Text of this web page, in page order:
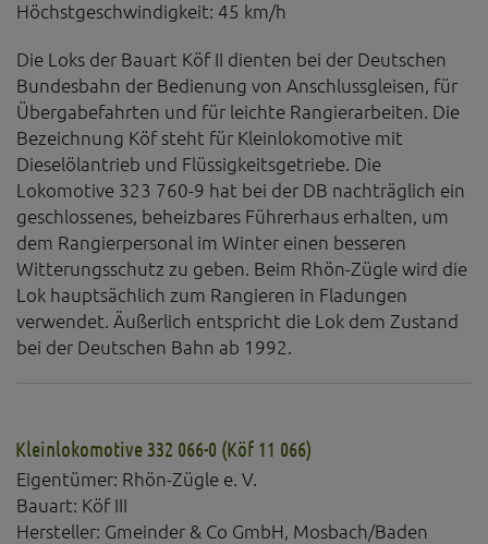
Höchstgeschwindigkeit: 45 km/h
Die Loks der Bauart Köf II dienten bei der Deutschen
Bundesbahn der Bedienung von Anschlussgleisen, für
Übergabefahrten und für leichte Rangierarbeiten. Die
Bezeichnung Köf steht für Kleinlokomotive mit
Dieselölantrieb und Flüssigkeitsgetriebe. Die
Lokomotive 323 760-9 hat bei der DB nachträglich ein
geschlossenes, beheizbares Führerhaus erhalten, um
dem Rangierpersonal im Winter einen besseren
Witterungsschutz zu geben. Beim Rhön-Zügle wird die
Lok hauptsächlich zum Rangieren in Fladungen
verwendet. Äußerlich entspricht die Lok dem Zustand
bei der Deutschen Bahn ab 1992.
Kleinlokomotive 332 066-0 (Köf 11 066)
Eigentümer: Rhön-Zügle e. V.
Bauart: Köf III
Hersteller: Gmeinder & Co GmbH, Mosbach/Baden